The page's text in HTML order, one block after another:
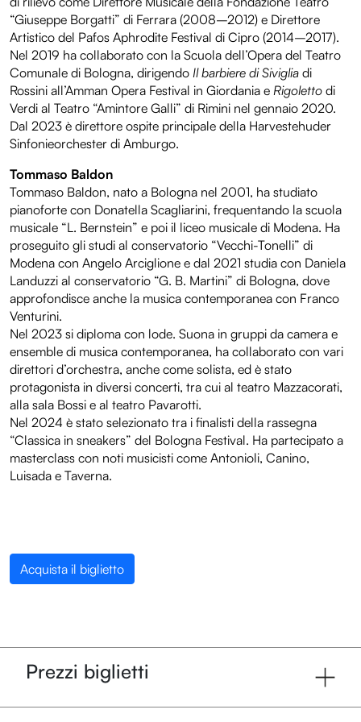
Biglietteria
Sostienici
Diventa volontario
“Giuseppe Borgatti” di Ferrara (2008–2012) e Direttore
Artistico del Pafos Aphrodite Festival di Cipro (2014–2017).
Nel 2019 ha collaborato con la Scuola dell’Opera del Teatro
Comunale di Bologna, dirigendo Il barbiere di Siviglia di
Rossini all’Amman Opera Festival in Giordania e Rigoletto di
Verdi al Teatro “Amintore Galli” di Rimini nel gennaio 2020.
Dal 2023 è direttore ospite principale della Harvestehuder
Sinfonieorchester di Amburgo.
Tommaso Baldon
Tommaso Baldon, nato a Bologna nel 2001, ha studiato
pianoforte con Donatella Scagliarini, frequentando la scuola
musicale “L. Bernstein” e poi il liceo musicale di Modena. Ha
proseguito gli studi al conservatorio “Vecchi-Tonelli” di
Modena con Angelo Arciglione e dal 2021 studia con Daniela
Landuzzi al conservatorio “G. B. Martini” di Bologna, dove
approfondisce anche la musica contemporanea con Franco
Venturini.
Nel 2023 si diploma con lode. Suona in gruppi da camera e
ensemble di musica contemporanea, ha collaborato con vari
direttori d’orchestra, anche come solista, ed è stato
protagonista in diversi concerti, tra cui al teatro Mazzacorati,
alla sala Bossi e al teatro Pavarotti.
Nel 2024 è stato selezionato tra i finalisti della rassegna
“Classica in sneakers” del Bologna Festival. Ha partecipato a
masterclass con noti musicisti come Antonioli, Canino,
Luisada e Taverna.
Acquista il biglietto
Prezzi biglietti